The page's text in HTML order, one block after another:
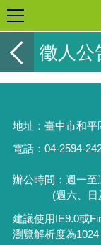
徵人公
地址： 臺中市和平
電話：04-2594-
辦公時間：週一至
(週六、日及
建議使用IE9.0或
瀏覽解析度為